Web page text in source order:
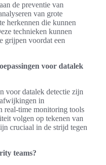
de preventie van
van grote
herkennen die kunnen
technieken kunnen
grijpen voordat een
voor datalek
voor datalek detectie zijn
in
real-time monitoring tools
volgen op tekenen van
cruciaal in de strijd tegen
teams?